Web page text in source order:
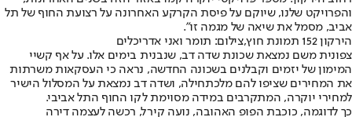
והפרויקט שלנו, שיוקם על פיסת הקרקע האחרונה על רצועת החוף של תל
אביב, מסמל את שיאה של מגמה זו".
הירקון 152 תמונת חוץ,צילום: תומר ואני אדריכלים
צפונית משם נמצאת שכונת שדה דב, שנבנית בימים אלו. על אף קשיי
המימון של יזמים וקבלנים בשכונה החדשה, נראה כי העסקאות משרתות
את המחירים שציפו להם מלכתחילה, ושדה דב נמצאת על המסלול הישיר
למחירי יוקרה, המתקרבים במידה מסוימת לקו החוף התל אביבי.
כך לדוגמה, כוכבת הפופ האהובה, נועה קירל, רכשה לעצמה דירה